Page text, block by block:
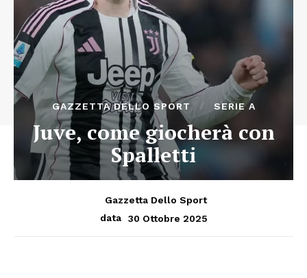
GAZZETTA DELLO SPORT SERIE A
Juve, come giocherà con
Spalletti
Gazzetta Dello Sport
data
30 Ottobre 2025